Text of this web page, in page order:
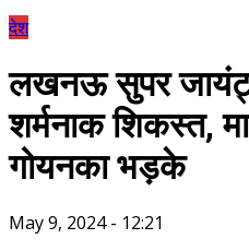
देश
लखनऊ सुपर
शर्मनाक शिकस्त,
गोयनका भड़के
May 9, 2024 - 12:21